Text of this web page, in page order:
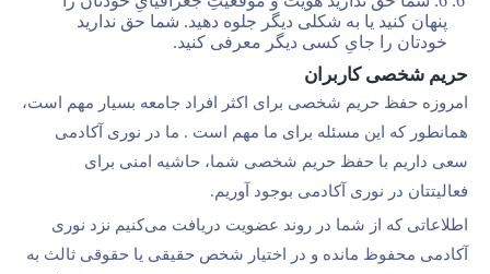
پنهان کنید یا به شکلی دیگر جلوه دهید. شما حق ندارید
خودتان را جایِ کسی دیگر معرفی کنید.
حریم شخصی کاربران
امروزه حفظ حریم شخصی برای اکثر افراد جامعه بسیار مهم است،
همانطور که این مسئله برای ما مهم است . ما در نوری آکادمی
سعی داریم با حفظ حریم شخصی شما، حاشیه امنی برای
فعالیتتان در نوری آکادمی بوجود آوریم.
اطلاعاتی که از شما در روند عضویت دریافت می‌کنیم نزد نوری
آکادمی محفوظ مانده و در اختیار شخص حقیقی یا حقوقی ثالث به